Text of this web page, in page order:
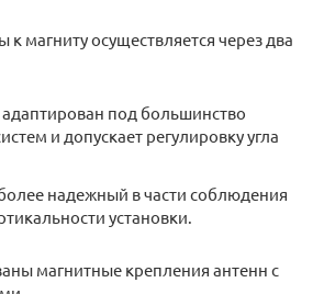
магниту осуществляется через два
под большинство
и допускает регулировку угла
надежный в части соблюдения
установки.
магнитные крепления антенн с